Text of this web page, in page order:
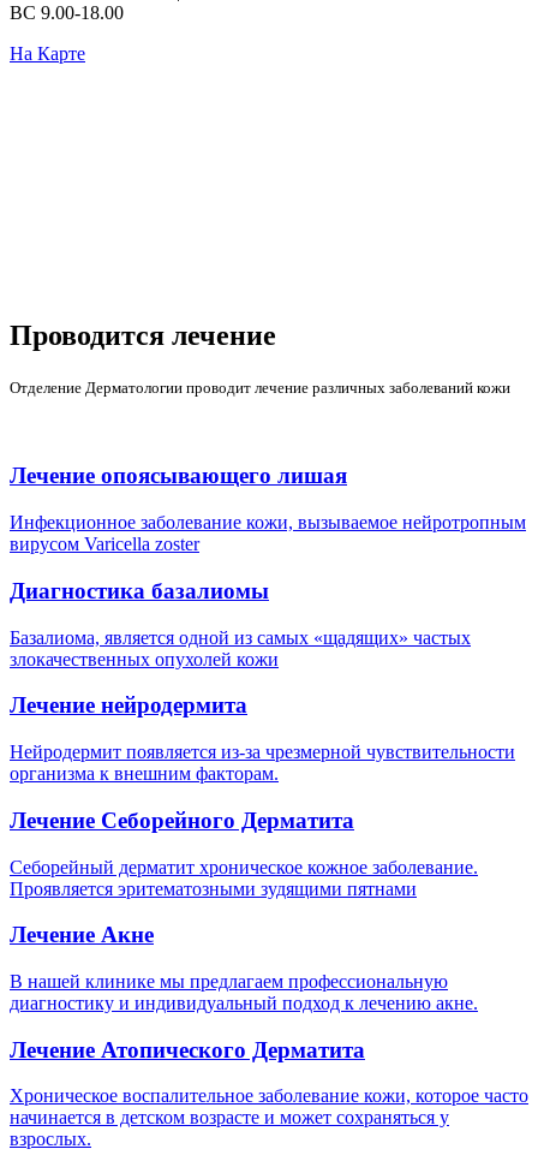
ВС 9.00-18.00
На Карте
Проводится лечение
Отделение Дерматологии проводит лечение различных заболеваний кожи
Лечение опоясывающего лишая
Инфекционное заболевание кожи, вызываемое нейротропным
вирусом Varicella zoster
Диагностика базалиомы
Базалиома, является одной из самых «щадящих» частых
злокачественных опухолей кожи
Лечение нейродермита
Нейродермит появляется из-за чрезмерной чувствительности
организма к внешним факторам.
Лечение Себорейного Дерматита
Себорейный дерматит хроническое кожное заболевание.
Проявляется эритематозными зудящими пятнами
Лечение Акне
В нашей клинике мы предлагаем профессиональную
диагностику и индивидуальный подход к лечению акне.
Лечение Атопического Дерматита
Хроническое воспалительное заболевание кожи, которое часто
начинается в детском возрасте и может сохраняться у
взрослых.